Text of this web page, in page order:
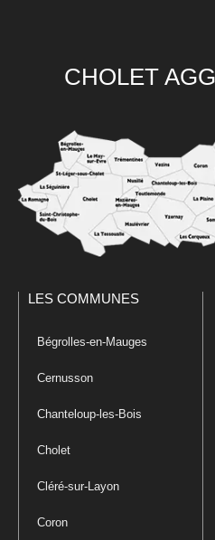
CHOLET
LES COMMUNES
Bégrolles-en-Mauges
Cernusson
Chanteloup-les-Bois
Cholet
Cléré-sur-Layon
Coron